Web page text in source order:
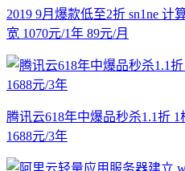
2019 9月爆款低至2折 sn1ne
宽 1070元/1年 89元/月
腾讯云618年中爆品秒杀1.1折
1688元/3年